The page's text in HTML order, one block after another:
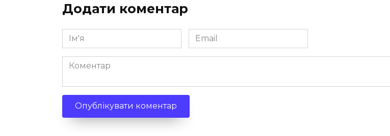
Додати коментар
Ім'я
*
Email
*
Коментар